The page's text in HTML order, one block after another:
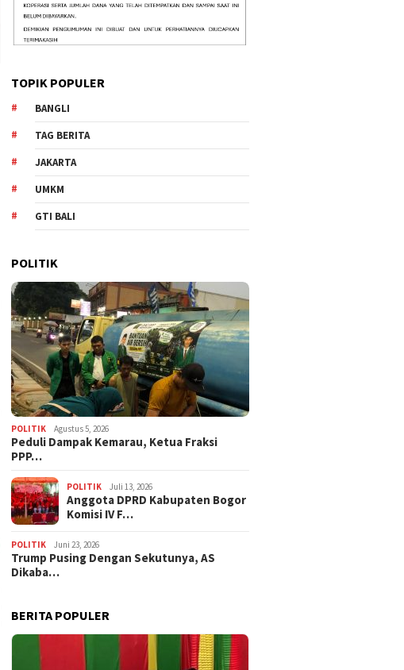
TOPIK POPULER
BANGLI
TAG BERITA
JAKARTA
UMKM
GTI BALI
POLITIK
POLITIK Agustus 5, 2026
‎Peduli Dampak Kemarau, Ketua Fraksi
PPP…
POLITIK Juli 13, 2026
Anggota DPRD Kabupaten Bogor
Komisi IV F…
POLITIK Juni 23, 2026
Trump Pusing Dengan Sekutunya, AS
Dikaba…
BERITA POPULER